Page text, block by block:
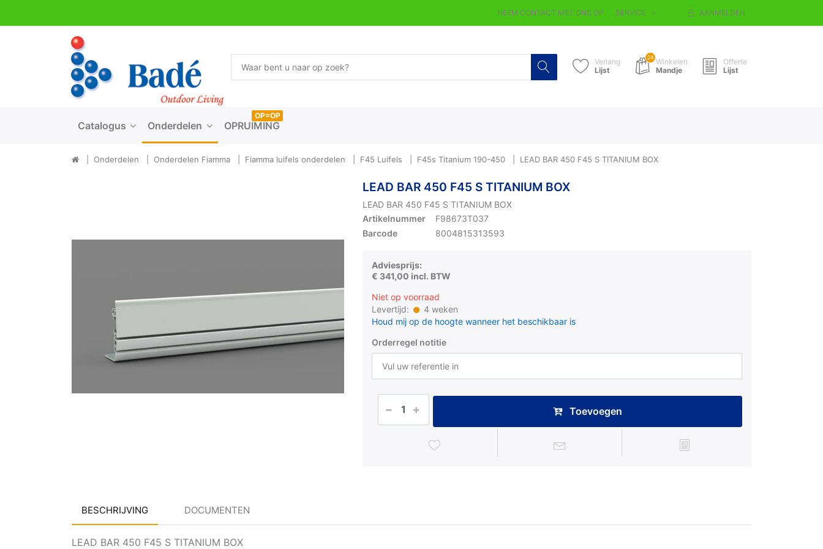
NEEM CONTACT MET ONS OP SERVICE AANMELDEN
Verlang
Lijst
24 Winkelen
Mandje
Offerte
Lijst
Catalogus Onderdelen OPRUIMING
OP=OP
Onderdelen Onderdelen Fiamma Fiamma luifels onderdelen F45 Luifels F45s Titanium 190-450 LEAD BAR 450 F45 S TITANIUM BOX
LEAD BAR 450 F45 S TITANIUM BOX
LEAD BAR 450 F45 S TITANIUM BOX
Artikelnummer
F98673T037
Barcode
8004815313593
Adviesprijs:
€ 341,00 incl. BTW
Niet op voorraad
Levertijd:
4 weken
Houd mij op de hoogte wanneer het beschikbaar is
Orderregel notitie
Toevoegen
BESCHRIJVING DOCUMENTEN
LEAD BAR 450 F45 S TITANIUM BOX